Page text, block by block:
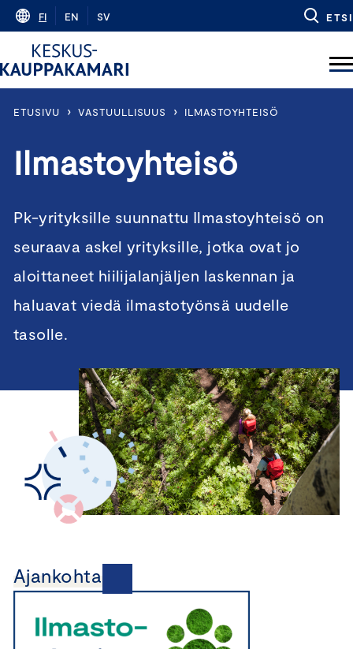
Skip
content
FI EN SV ETSI
ETUSIVU › VASTUULLISUUS › ILMASTOYHTEISÖ
Ilmastoyhteisö
Pk-yrityksille suunnattu Ilmastoyhteisö on
seuraava askel yrityksille, jotka ovat jo
aloittaneet hiilijalanjäljen laskennan ja
haluavat viedä ilmastotyönsä uudelle
tasolle.
Ajankohtaista